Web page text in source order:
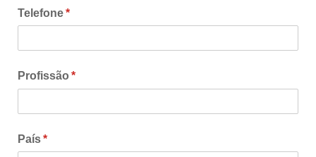
Telefone*
(obrigatório)
Profissão *
(obrigatório)
País*
(obrigatório)